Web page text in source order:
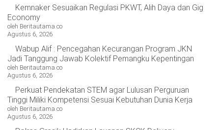
Kemnaker Sesuaikan Regulasi PKWT, Alih Daya dan Gig
Economy
oleh Beritautama.co
Agustus 6, 2026
Wabup Alif : Pencegahan Kecurangan Program JKN
Jadi Tanggung Jawab Kolektif Pemangku Kepentingan
oleh Beritautama.co
Agustus 6, 2026
Perkuat Pendekatan STEM agar Lulusan Perguruan
Tinggi Miliki Kompetensi Sesuai Kebutuhan Dunia Kerja
oleh Beritautama.co
Agustus 6, 2026